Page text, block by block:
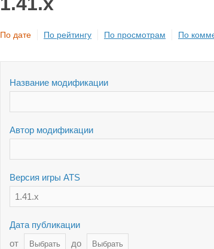
По дате По рейтингу По просмотрам По
Название модификации
Автор модификации
Версия игры ATS
1.41.x
Дата публикации
от
до